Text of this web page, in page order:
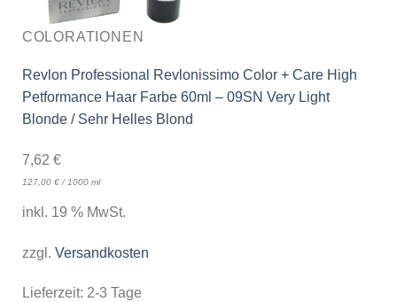
COLORATIONEN
Revlon Professional Revlonissimo Color + Care High
Petformance Haar Farbe 60ml – 09SN Very Light
Blonde / Sehr Helles Blond
7,62 €
127,00 €/ 1000 ml
inkl. 19 % MwSt.
zzgl. Versandkosten
Lieferzeit: 2-3 Tage